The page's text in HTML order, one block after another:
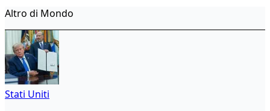
Altro di Mondo
Stati Uniti